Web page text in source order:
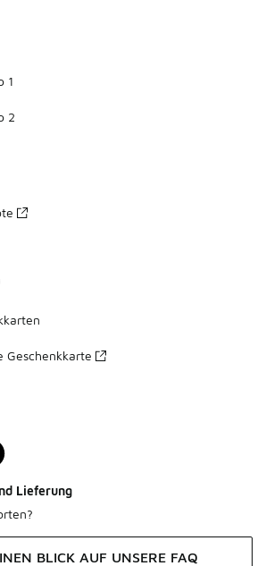
1
2
Geschenkkarte
Lieferung
BLICK AUF UNSERE FAQ